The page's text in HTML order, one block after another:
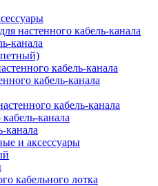
настенного кабель-канала
канала
кабель-канала
кабель-канала
кабель-канала
канала
канала
и аксессуары
кабельного лотка